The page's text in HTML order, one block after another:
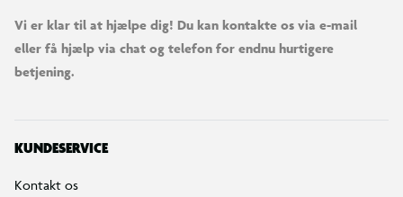
Vi er klar til at hjælpe dig! Du kan kontakte os via e-mail
eller få hjælp via chat og telefon for endnu hurtigere
betjening.
KUNDESERVICE
Kontakt os